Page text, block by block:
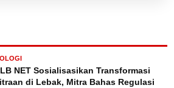
NET Sosialisasikan Transformasi
di Lebak, Mitra Bahas Regulasi